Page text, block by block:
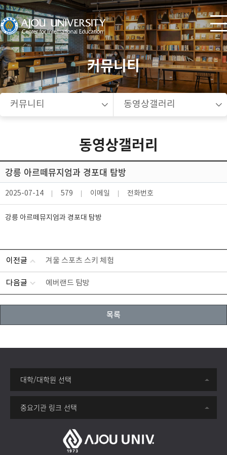
커뮤니티
커뮤니티 동영상갤러리
동영상갤러리
강릉 아르떼뮤지엄과 경포대 탐방
2025-07-14 579 이메일 전화번호
강릉 아르떼뮤지엄과 경포대 탐방
이전글 겨울 스포츠 스키 체험
다음글 에버랜드 탐방
목록
대학/대학원 선택
중요기관 링크 선택